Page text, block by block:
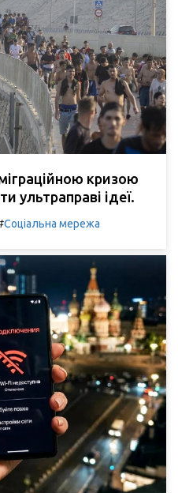
кризою
ультраправі ідеї.
Соціальна мережа